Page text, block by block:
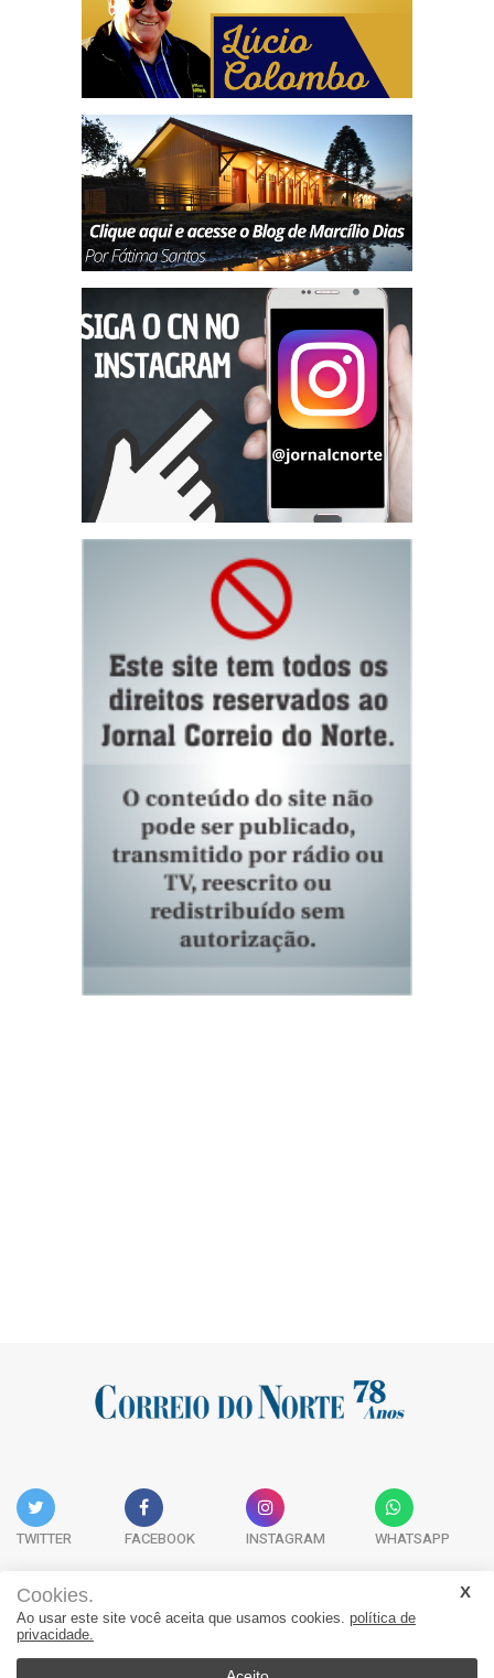
TWITTER FACEBOOK INSTAGRAM WHATSAPP
Acervo Digital Fale Conosco Quem Somos
Cookies.
Ao usar este site você aceita que usamos cookies. política de
privacidade.